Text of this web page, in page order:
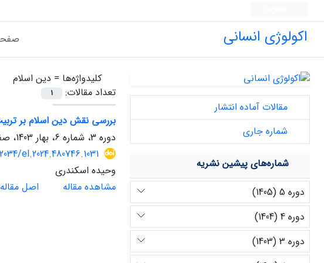
اکولوژی انسانی
کلیدواژه‌ها = دین اسلام
تعداد مقالات:
1
بررسی نقش دین اسلام بر
دوره 3، شماره 6، بهار 1403، صفحه
el.2024.480746.1031
وحیده اسکندری
مشاهده مقاله
اصل مقاله
مقالات آماده انتشار
شماره جاری
شماره‌های پیشین نشریه
دوره 5 (1405)
دوره 4 (1404)
دوره 3 (1403)